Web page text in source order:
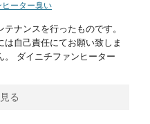
ヒーター臭い
ナンスを行ったものです。
自己責任にてお願い致しま
。 ダイニチファンヒーター
る